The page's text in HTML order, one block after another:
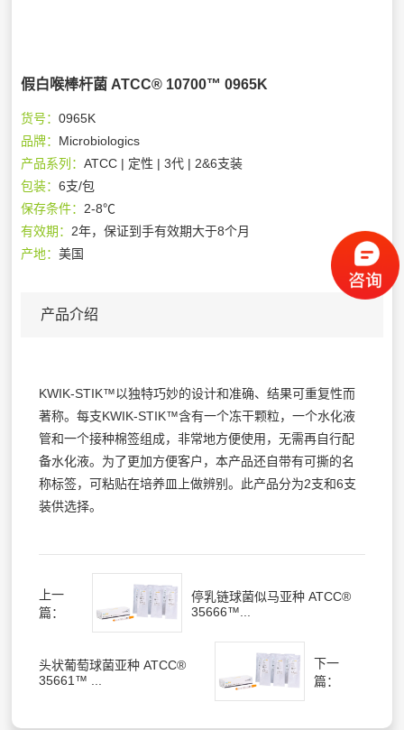
假白喉棒杆菌 ATCC® 10700™ 0965K
货号：0965K
品牌： Microbiologics
产品系列：ATCC | 定性 | 3代 | 2&6支装
包装：6支/包
保存条件： 2-8℃
有效期： 2年，保证到手有效期大于8个月
产地：美国
产品介绍
KWIK-STIK™以独特巧妙的设计和准确、结果可重复性而
著称。每支KWIK-STIK™含有一个冻干颗粒，一个水化液
管和一个接种棉签组成，非常地方便使用，无需再自行配
备水化液。为了更加方便客户，本产品还自带有可撕的名
称标签，可粘贴在培养皿上做辨别。此产品分为2支和6支
装供选择。
上一
篇：
停乳链球菌似马亚种 ATCC®
35666™...
头状葡萄球菌亚种 ATCC®
35661™ ...
下一
篇：